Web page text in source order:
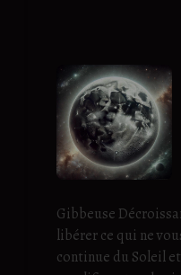
Gibbeuse
libérer ce qui ne
continue du Soleil